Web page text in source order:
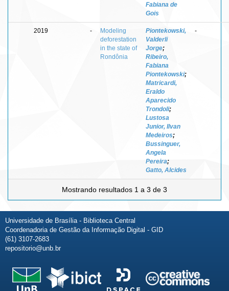
Fabiana de
Gois
2019 -
Modeling
deforestation
in the state of
Rondônia
Piontekowski,
Valderli
Jorge;
Ribeiro,
Fabiana
Piontekowski;
Matricardi,
Eraldo
Aparecido
Trondoli;
Lustosa
Junior, Ilvan
Medeiros;
Bussinguer,
Angela
Pereira;
Gatto, Alcides
-
Mostrando resultados 1 a 3 de 3
Universidade de Brasília - Biblioteca Central
Coordenadoria de Gestão da Informação Digital - GID
(61) 3107-2683
repositorio@unb.br